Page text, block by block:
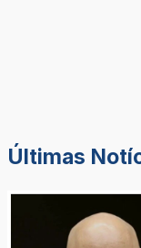
Últimas